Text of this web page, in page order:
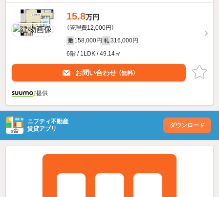
15.8万円
（管理費12,000円）
敷 158,000円 礼 316,000円
6階 / 1LDK / 49.14㎡
お問い合わせ （無料）
提供
ニフティ不動産
賃貸アプリ
ダウンロード